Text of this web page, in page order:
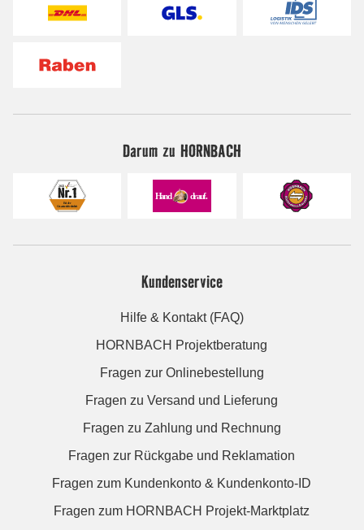
Darum zu HORNBACH
Kundenservice
Hilfe & Kontakt (FAQ)
HORNBACH Projektberatung
Fragen zur Onlinebestellung
Fragen zu Versand und Lieferung
Fragen zu Zahlung und Rechnung
Fragen zur Rückgabe und Reklamation
Fragen zum Kundenkonto & Kundenkonto-ID
Fragen zum HORNBACH Projekt-Marktplatz